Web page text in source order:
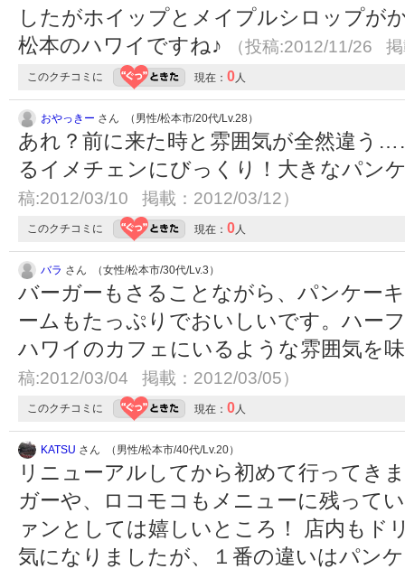
したがホイップとメイプルシロップが
松本のハワイですね♪
（投稿:2012/11/26
このクチコミに 現在： 0人
おやっきー さん （男性/松本市/20代/Lv.28）
あれ？前に来た時と雰囲気が全然違う
るイメチェンにびっくり！大きなパン
稿:2012/03/10 掲載：2012/03/12）
このクチコミに 現在： 0人
バラ さん （女性/松本市/30代/Lv.3）
バーガーもさることながら、パンケー
ームもたっぷりでおいしいです。ハー
ハワイのカフェにいるような雰囲気を
稿:2012/03/04 掲載：2012/03/05）
このクチコミに 現在： 0人
KATSU さん （男性/松本市/40代/Lv.20）
リニューアルしてから初めて行ってき
ガーや、ロコモコもメニューに残って
ァンとしては嬉しいところ！ 店内もド
気になりましたが、１番の違いはパン